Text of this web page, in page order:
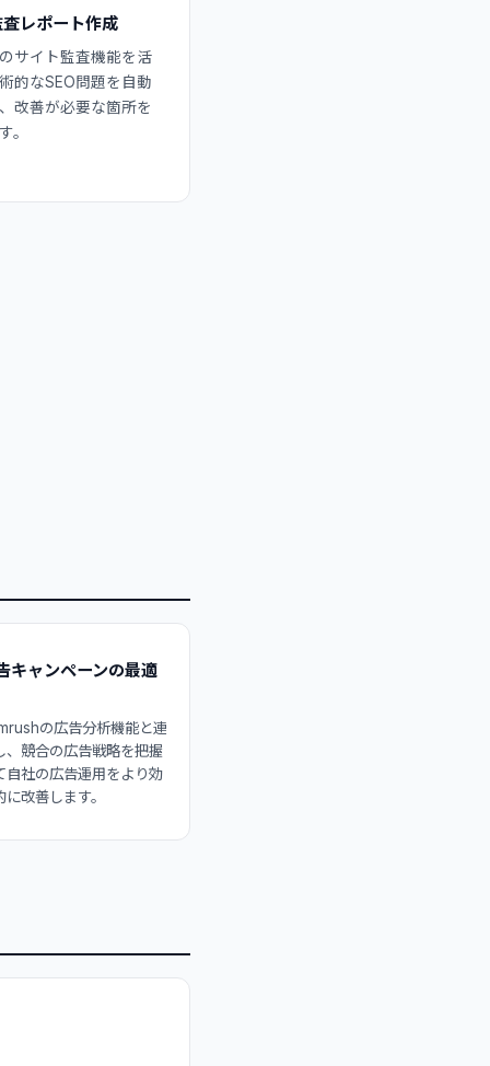
レポート作成
サイト監査機能を活
的なSEO問題を自動
改善が必要な箇所を
。
キャンペーンの最適
の広告分析機能と連
、競合の広告戦略を把握
自社の広告運用をより効
に改善します。